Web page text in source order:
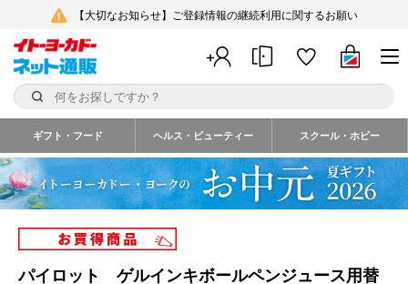
【大切なお知らせ】ご登録情報の継続利用に関するお願い
ギフト・フード ヘルス・ビューティー スクール・ホビー
パイロット ゲルインキボールペンジュース用替